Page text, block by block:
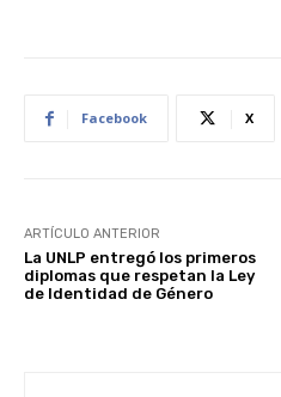
Facebook X
ARTÍCULO ANTERIOR
La UNLP entregó los primeros
diplomas que respetan la Ley
de Identidad de Género